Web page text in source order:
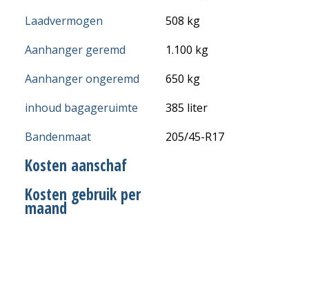
Laadvermogen
508 kg
Aanhanger geremd
1.100 kg
Aanhanger ongeremd
650 kg
inhoud bagageruimte
385 liter
Bandenmaat
205/45-R17
Kosten aanschaf
Kosten gebruik per
maand